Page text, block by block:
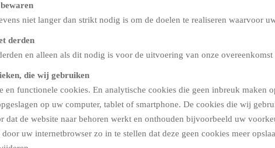
niet langer dan strikt nodig is om de doelen te realiseren waarvoor
derden
en alleen als dit nodig is voor de uitvoering van onze
die wij gebruiken
en functionele cookies. En analytische cookies die geen inbreuk maken
op uw computer, tablet of smartphone. De cookies die wij
dat de website naar behoren werkt en onthouden bijvoorbeeld uw
uw internetbrowser zo in te stellen dat deze geen cookies meer